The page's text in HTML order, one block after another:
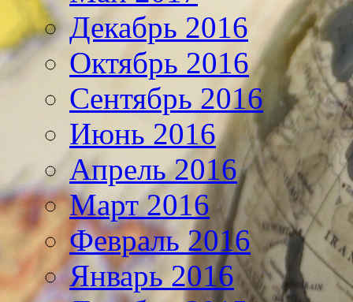
Декабрь 2016
Октябрь 2016
Сентябрь 2016
Июнь 2016
Апрель 2016
Март 2016
Февраль 2016
Январь 2016